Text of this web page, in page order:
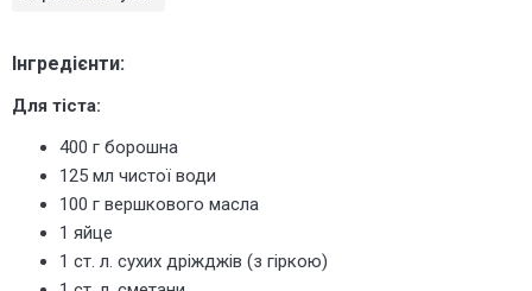
Інгредієнти:
Для тіста:
400 г борошна
125 мл чистої води
100 г вершкового масла
1 яйце
1 ст. л. сухих дріжджів (з гіркою)